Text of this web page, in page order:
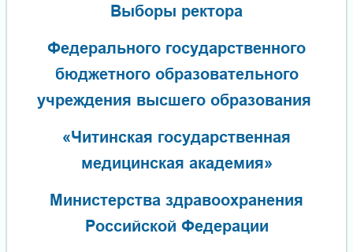
Выборы ректора
Федерального государственного
бюджетного образовательного
учреждения высшего образования
«Читинская государственная
медицинская академия»
Министерства здравоохранения
Российской Федерации